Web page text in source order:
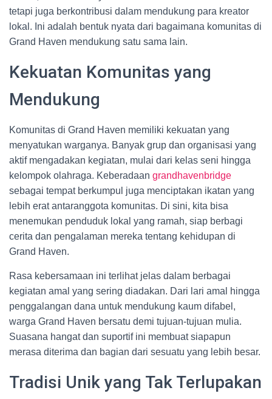
tetapi juga berkontribusi dalam mendukung para kreator
lokal. Ini adalah bentuk nyata dari bagaimana komunitas di
Grand Haven mendukung satu sama lain.
Kekuatan Komunitas yang
Mendukung
Komunitas di Grand Haven memiliki kekuatan yang
menyatukan warganya. Banyak grup dan organisasi yang
aktif mengadakan kegiatan, mulai dari kelas seni hingga
kelompok olahraga. Keberadaan grandhavenbridge
sebagai tempat berkumpul juga menciptakan ikatan yang
lebih erat antaranggota komunitas. Di sini, kita bisa
menemukan penduduk lokal yang ramah, siap berbagi
cerita dan pengalaman mereka tentang kehidupan di
Grand Haven.
Rasa kebersamaan ini terlihat jelas dalam berbagai
kegiatan amal yang sering diadakan. Dari lari amal hingga
penggalangan dana untuk mendukung kaum difabel,
warga Grand Haven bersatu demi tujuan-tujuan mulia.
Suasana hangat dan suportif ini membuat siapapun
merasa diterima dan bagian dari sesuatu yang lebih besar.
Tradisi Unik yang Tak Terlupakan